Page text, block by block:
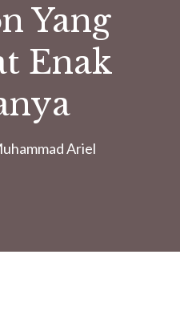
Yang
Enak
Ariel